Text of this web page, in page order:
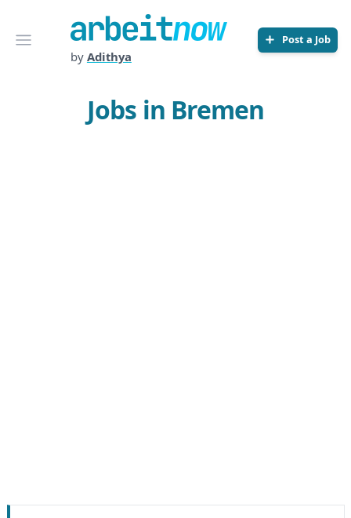
Open menu
Arbeitnow
by Adithya
Post a Job
Jobs in Bremen